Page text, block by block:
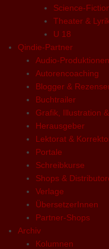
Science-
Theater &
U 18
Qindie-Partner
Audio-
Autorencoaching
Blogger &
Buchtrailer
Grafik, Illustration
Herausgeber
Lektorat &
Portale
Schreibkurse
Shops &
Verlage
ÜbersetzerInnen
Partner-Shops
Archiv
Kolumnen